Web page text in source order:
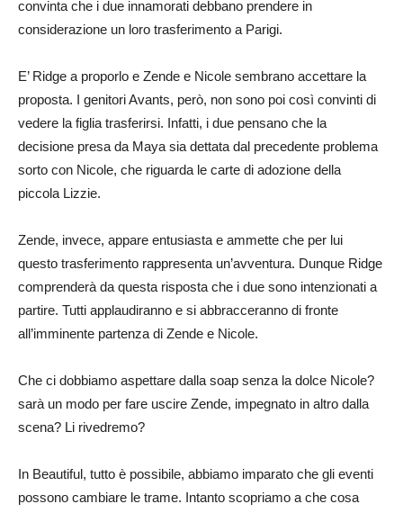
convinta che i due innamorati debbano prendere in
considerazione un loro trasferimento a Parigi.
E’ Ridge a proporlo e Zende e Nicole sembrano accettare la
proposta. I genitori Avants, però, non sono poi così convinti di
vedere la figlia trasferirsi. Infatti, i due pensano che la
decisione presa da Maya sia dettata dal precedente problema
sorto con Nicole, che riguarda le carte di adozione della
piccola Lizzie.
Zende, invece, appare entusiasta e ammette che per lui
questo trasferimento rappresenta un’avventura. Dunque Ridge
comprenderà da questa risposta che i due sono intenzionati a
partire. Tutti applaudiranno e si abbracceranno di fronte
all’imminente partenza di Zende e Nicole.
Che ci dobbiamo aspettare dalla soap senza la dolce Nicole?
sarà un modo per fare uscire Zende, impegnato in altro dalla
scena? Li rivedremo?
In Beautiful, tutto è possibile, abbiamo imparato che gli eventi
possono cambiare le trame. Intanto scopriamo a che cosa